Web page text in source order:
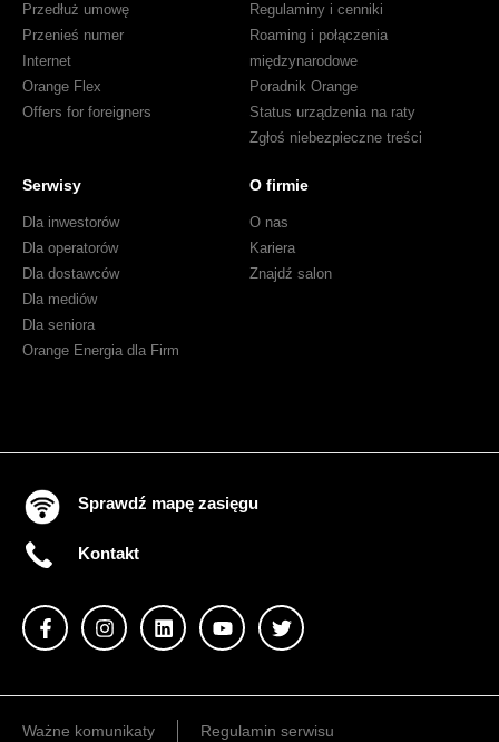
Przedłuż umowę
Przenieś numer
Internet
Orange Flex
Offers for foreigners
Regulaminy i cenniki
Roaming i połączenia
międzynarodowe
Poradnik Orange
Status urządzenia na raty
Zgłoś niebezpieczne treści
Serwisy
Dla inwestorów
Dla operatorów
Dla dostawców
Dla mediów
Dla seniora
Orange Energia dla Firm
O firmie
O nas
Kariera
Znajdź salon
Sprawdź mapę zasięgu
Kontakt
Ważne komunikaty
Regulamin serwisu